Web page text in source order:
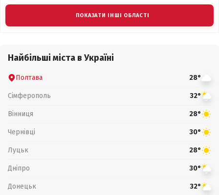
ПОКАЗАТИ ІНШІ ОБЛАСТІ
Найбільші міста в Україні
Полтава 28°
Сімферополь 32°
Вінниця 28°
Чернівці 30°
Луцьк 28°
Дніпро 30°
Донецьк 32°